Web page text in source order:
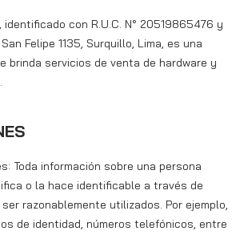
identificado con R.U.C. N° 20519865476 y
Felipe 1135, Surquillo, Lima, es una
brinda servicios de venta de hardware y
Toda información sobre una persona
o la hace identificable a través de
razonablemente utilizados. Por ejemplo,
de identidad, números telefónicos, entre